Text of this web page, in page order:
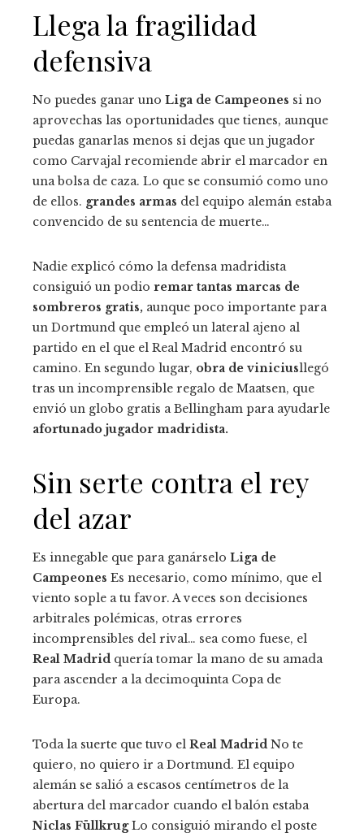
Llega la fragilidad
defensiva
No puedes ganar uno Liga de Campeones si no
aprovechas las oportunidades que tienes, aunque
puedas ganarlas menos si dejas que un jugador
como Carvajal recomiende abrir el marcador en
una bolsa de caza. Lo que se consumió como uno
de ellos. grandes armas del equipo alemán estaba
convencido de su sentencia de muerte…
Nadie explicó cómo la defensa madridista
consiguió un podio remar tantas marcas de
sombreros gratis, aunque poco importante para
un Dortmund que empleó un lateral ajeno al
partido en el que el Real Madrid encontró su
camino. En segundo lugar, obra de viniciusllegó
tras un incomprensible regalo de Maatsen, que
envió un globo gratis a Bellingham para ayudarle
afortunado jugador madridista.
Sin serte contra el rey
del azar
Es innegable que para ganárselo Liga de
Campeones Es necesario, como mínimo, que el
viento sople a tu favor. A veces son decisiones
arbitrales polémicas, otras errores
incomprensibles del rival… sea como fuese, el
Real Madrid quería tomar la mano de su amada
para ascender a la decimoquinta Copa de
Europa.
Toda la suerte que tuvo el Real Madrid No te
quiero, no quiero ir a Dortmund. El equipo
alemán se salió a escasos centímetros de la
abertura del marcador cuando el balón estaba
Niclas FüllkrugLo consiguió mirando el poste